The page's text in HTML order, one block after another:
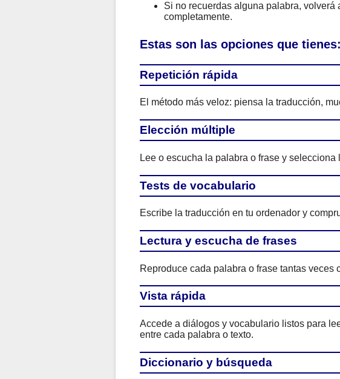
Si no recuerdas alguna palabra, volverá
completamente.
Estas son las opciones que tienes:
Repetición rápida
El método más veloz: piensa la traducción,
Elección múltiple
Lee o escucha la palabra o frase y
Tests de vocabulario
Escribe la traducción en tu ordenador y
Lectura y escucha de frases
Reproduce cada palabra o frase tantas
Vista rápida
Accede a diálogos y vocabulario listos para
entre cada palabra o texto.
Diccionario y búsqueda